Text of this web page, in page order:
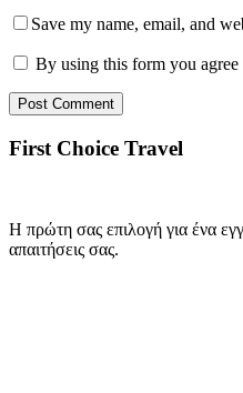
Save my name, email, and
By using this form you
First Choice Travel
Η πρώτη σας επιλογή για ένα
απαιτήσεις σας.